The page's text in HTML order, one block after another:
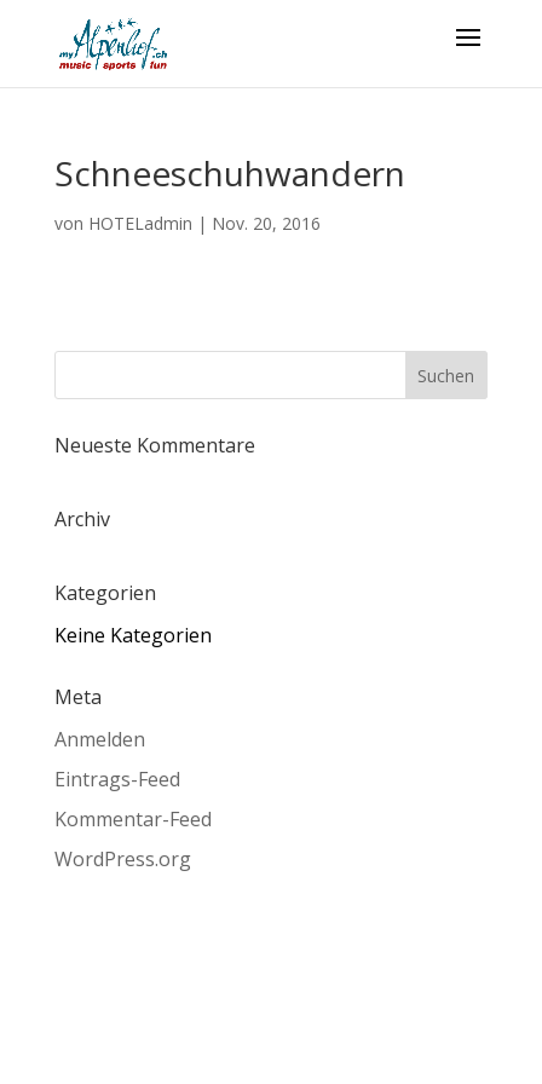
Schneeschuhwandern
von HOTELadmin | Nov. 20, 2016
Neueste Kommentare
Archiv
Kategorien
Keine Kategorien
Meta
Anmelden
Eintrags-Feed
Kommentar-Feed
WordPress.org